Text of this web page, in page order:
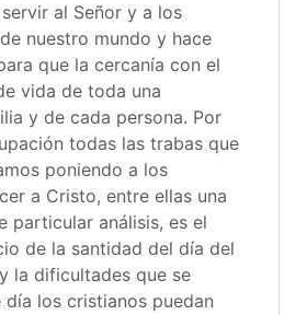
al Señor y a los
nuestro mundo y hace
que la cercanía con el
vida de toda una
y de cada persona. Por
todas las trabas que
poniendo a los
a Cristo, entre ellas una
particular análisis, es el
de la santidad del día del
la dificultades que se
día los cristianos puedan